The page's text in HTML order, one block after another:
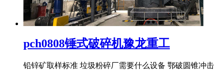
pch0808锤式破碎机豫龙重工
铅锌矿取样标准 垃圾粉碎厂需要什么设备 鄂破圆锥冲击